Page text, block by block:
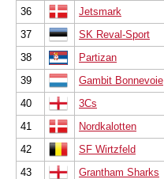
36 Jetsmark
37
SK Reval-Sport
38
Partizan
39
Gambit Bonnevoie
40
3Cs
41
Nordkalotten
42
SF Wirtzfeld
43
Grantham Sharks